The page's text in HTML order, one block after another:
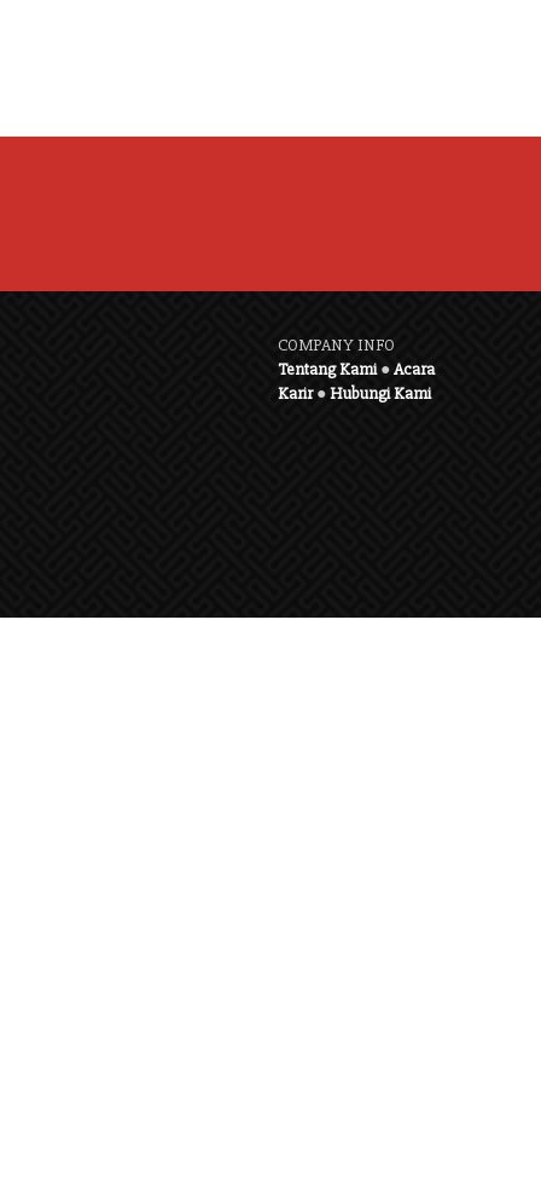
COMPANY INFO
Tentang Kami●Acara
Karir●Hubungi Kami